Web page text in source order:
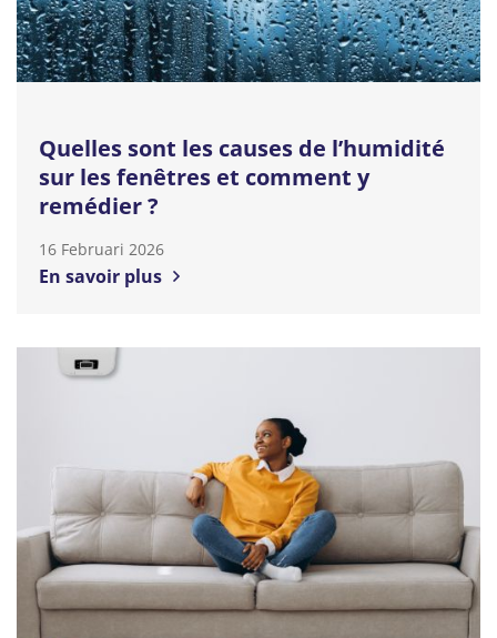
Quelles sont les causes de l’humidité
sur les fenêtres et comment y
remédier ?
16 Februari 2026
En savoir plus